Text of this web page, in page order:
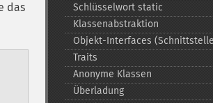
das
Schlüsselwort static
Klassenabstraktion
Objekt-​Interfaces
Traits
Anonyme Klassen
Überladung